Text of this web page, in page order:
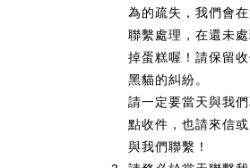
為的疏失，我們會
聯繫處理，在還未
掉蛋糕喔！請保留
黑貓的糾紛。
請一定要當天與我
點收件，也請來信
與我們聯繫！